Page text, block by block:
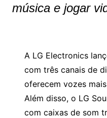
música e jogar
A LG Electronics
com três canais de
oferecem vozes
Além disso, o LG
com caixas de som